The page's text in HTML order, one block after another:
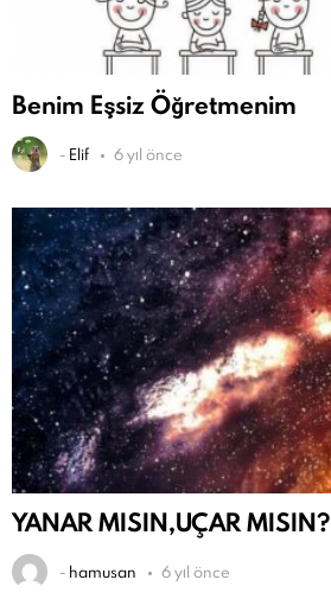
Benim Eşsiz Öğretmenim
- Elif 6 yıl önce
YANAR MISIN,UÇAR MISIN?
- hamusan 6 yıl önce